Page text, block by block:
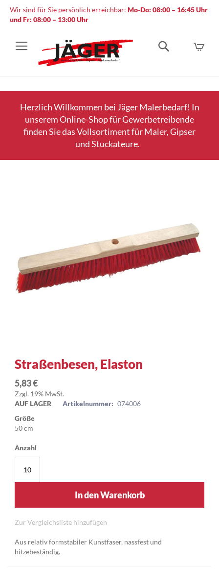
Wir sind für Sie persönlich erreichbar: Mo-Do: 08:00 – 16:45 Uhr
und Fr: 08:00 – 13:00 Uhr
Herzlich Willkommen bei Jäger Malerbedarf! In
unserem Online-Shop für Gewerbetreibende
finden Sie das Vollsortiment für Maler, Gipser
und Stuckateure.
Straßenbesen, Elaston
5,83 €
Zzgl. 19% MwSt.
AUF LAGER
Artikelnummer: 074006
Größe
50 cm
Anzahl
In den Warenkorb
Zur Vergleichsliste hinzufügen
Aus relativ formstabiler Kunstfaser, nassfest und
hitzebeständig.
Zum
Anfang
der
Bildergalerie
springen